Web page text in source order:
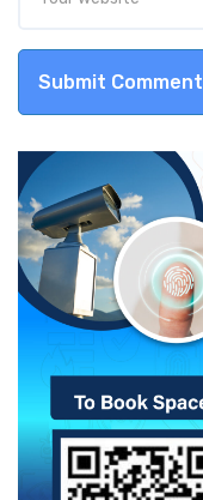
Submit Comment